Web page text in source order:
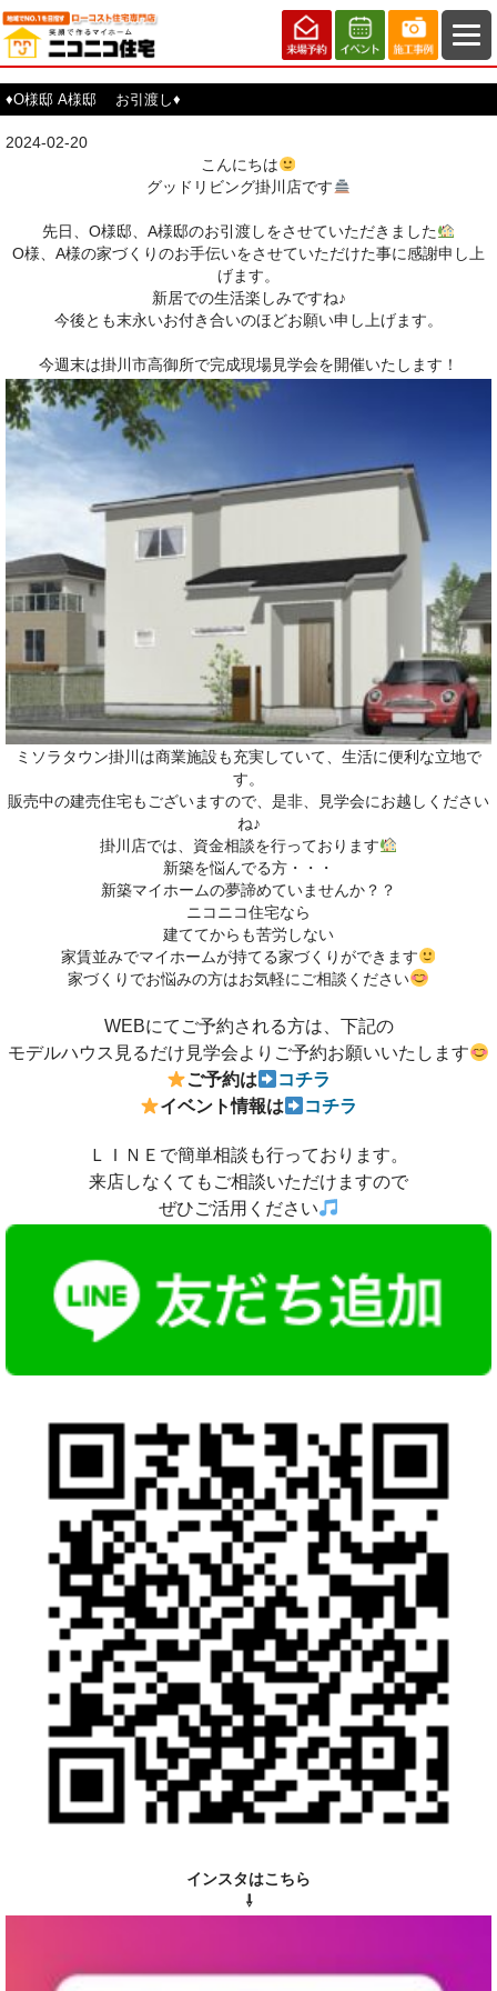
♦O様邸 A様邸 お引渡し♦
2024-02-20
こんにちは
グッドリビング掛川店です
先日、O様邸、A様邸のお引渡しをさせていただきました
O様、A様の家づくりのお手伝いをさせていただけた事に感謝申し上
げます。
新居での生活楽しみですね♪
今後とも末永いお付き合いのほどお願い申し上げます。
今週末は掛川市高御所で完成現場見学会を開催いたします！
ミソラタウン掛川は商業施設も充実していて、生活に便利な立地で
す。
販売中の建売住宅もございますので、是非、見学会にお越しください
ね♪
掛川店では、資金相談を行っております
新築を悩んでる方・・・
新築マイホームの夢諦めていませんか？？
ニコニコ住宅なら
建ててからも苦労しない
家賃並みでマイホームが持てる家づくりができます
家づくりでお悩みの方はお気軽にご相談ください
WEBにてご予約される方は、下記の
モデルハウス見るだけ見学会よりご予約お願いいたします
ご予約は
コチラ
イベン ト情報は コチラ
ＬＩＮＥで簡単相談も行っております。
来店しなくてもご相談いただけますので
ぜひご活用ください
インスタはこちら
⇩